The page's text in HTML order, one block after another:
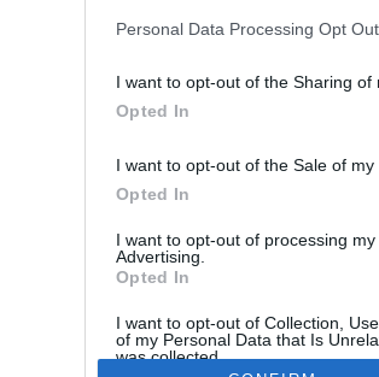
Personal Data Processing Opt
I want to opt-out of the Sharing of
Opted In
I want to opt-out of the Sale of my
Opted In
I want to opt-out of processing
Advertising.
Opted In
I want to opt-out of Collection,
of my Personal Data that Is
was collected.